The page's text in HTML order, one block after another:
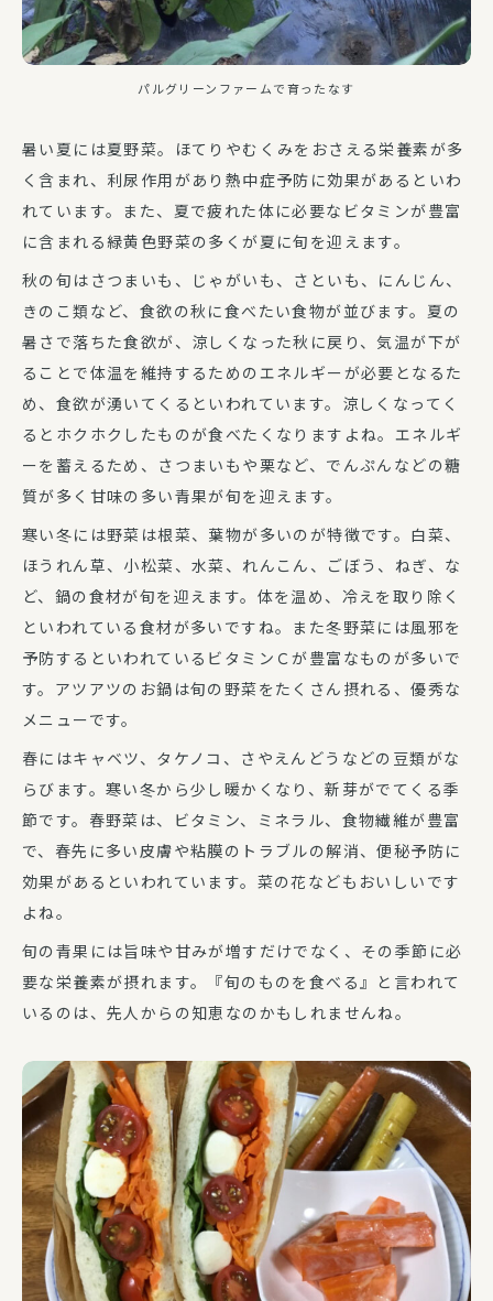
パルグリーンファームで育ったなす
暑い夏には夏野菜。ほてりやむくみをおさえる栄養素が多
く含まれ、利尿作用があり熱中症予防に効果があるといわ
れています。また、夏で疲れた体に必要なビタミンが豊富
に含まれる緑黄色野菜の多くが夏に旬を迎えます。
秋の旬はさつまいも、じゃがいも、さといも、にんじん、
きのこ類など、食欲の秋に食べたい食物が並びます。夏の
暑さで落ちた食欲が、涼しくなった秋に戻り、気温が下が
ることで体温を維持するためのエネルギーが必要となるた
め、食欲が湧いてくるといわれています。涼しくなってく
るとホクホクしたものが食べたくなりますよね。エネルギ
ーを蓄えるため、さつまいもや栗など、でんぷんなどの糖
質が多く甘味の多い青果が旬を迎えます。
寒い冬には野菜は根菜、葉物が多いのが特徴です。白菜、
ほうれん草、小松菜、水菜、れんこん、ごぼう、ねぎ、な
ど、鍋の食材が旬を迎えます。体を温め、冷えを取り除く
といわれている食材が多いですね。また冬野菜には風邪を
予防するといわれているビタミンＣが豊富なものが多いで
す。アツアツのお鍋は旬の野菜をたくさん摂れる、優秀な
メニューです。
春にはキャベツ、タケノコ、さやえんどうなどの豆類がな
らびます。寒い冬から少し暖かくなり、新芽がでてくる季
節です。春野菜は、ビタミン、ミネラル、食物繊維が豊富
で、春先に多い皮膚や粘膜のトラブルの解消、便秘予防に
効果があるといわれています。菜の花などもおいしいです
よね。
旬の青果には旨味や甘みが増すだけでなく、その季節に必
要な栄養素が摂れます。『旬のものを食べる』と言われて
いるのは、先人からの知恵なのかもしれませんね。